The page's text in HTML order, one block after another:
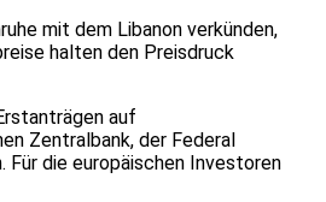
mit dem Libanon verkünden,
halten den Preisdruck
auf
Zentralbank, der Federal
Für die europäischen Investoren